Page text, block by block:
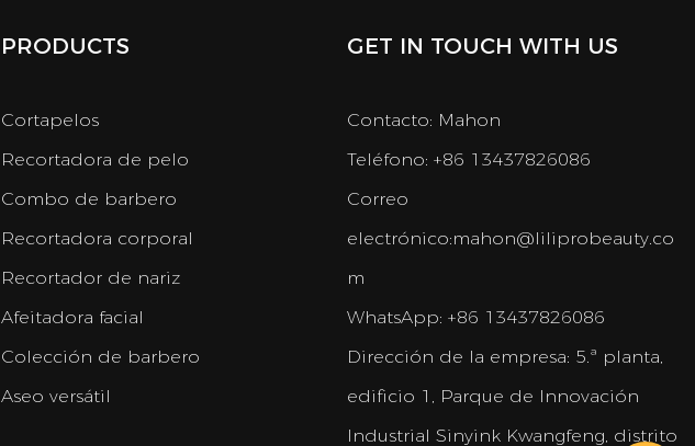
PRODUCTS
Cortapelos
Recortadora de pelo
Combo de barbero
Recortadora corporal
Recortador de nariz
Afeitadora facial
Colección de barbero
Aseo versátil
GET IN TOUCH WITH US
Contacto: Mahon
Teléfono: +86 13437826086
Correo
electrónico:mahon@liliprobeauty.co
m
WhatsApp: +86 13437826086
Dirección de la empresa: 5.ª planta,
edificio 1, Parque de Innovación
Industrial Sinyink Kwangfeng, distrito